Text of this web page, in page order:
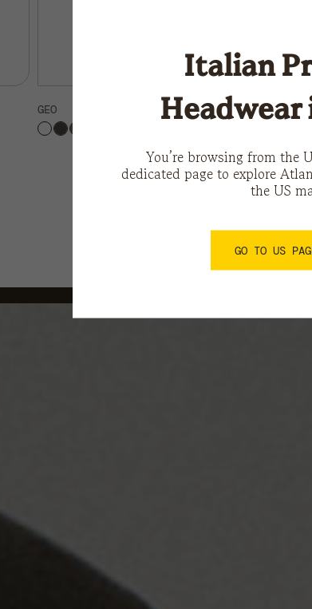
GEO
Italian
Headwear
You’re browsing from the
dedicated page to explore
the US
GO TO US